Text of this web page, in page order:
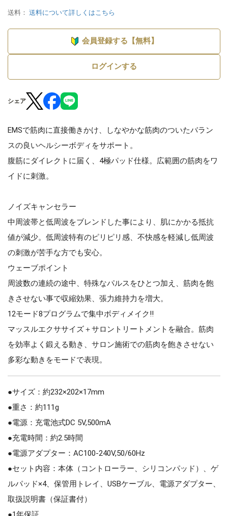
送料： 送料について詳しくはこちら
会員登録する【無料】
ログインする
シェア
EMSで筋肉に直接働きかけ、しなやかな筋肉のついたバラン
スの良いヘルシーボディをサポート。
腹筋にダイレクトに届く、4極パッド仕様。広範囲の筋肉をワ
イドに刺激。
ノイズキャンセラー
中周波帯と低周波をブレンドした事により、肌にかかる抵抗
値が減少。低周波特有のピリピリ感、不快感を軽減し低周波
の刺激が苦手な方でも安心。
ウェーブポイント
周波数の連続の途中、特殊なパルスをひとつ加え、筋肉を飽
きさせない事で収縮効果、張力維持力を増大。
12モード8プログラムで集中ボディメイク!!
マッスルエクササイズ＋サロントリートメントを融合。筋肉
を効率よく鍛える動き、サロン施術での筋肉を飽きさせない
多彩な動きをモードで表現。
●サイズ：約232×202×17mm
●重さ：約111g
●電源：充電池式DC 5V,500mA
●充電時間：約2.5時間
●電源アダプター：AC100-240V,50/60Hz
●セット内容：本体（コントローラー、シリコンパッド）、ゲ
ルパッド×4、保管用トレイ、USBケーブル、電源アダプター、
取扱説明書（保証書付）